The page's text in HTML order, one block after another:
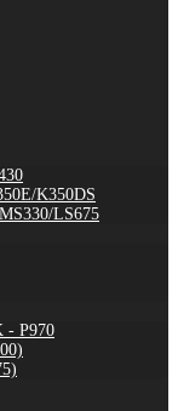
K350DS
LS675
- P970